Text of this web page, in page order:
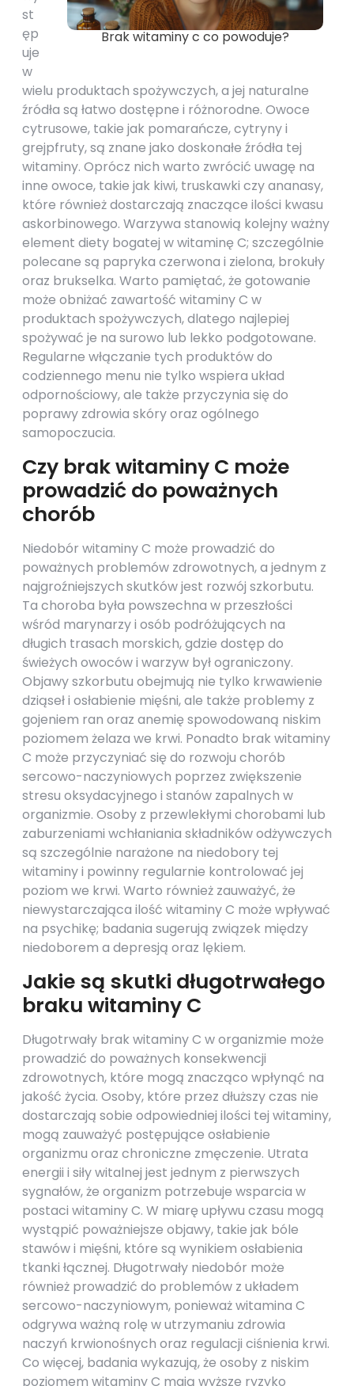
Brak witaminy c co powoduje?
st
ęp
uje
w
wielu produktach spożywczych, a jej naturalne
źródła są łatwo dostępne i różnorodne. Owoce
cytrusowe, takie jak pomarańcze, cytryny i
grejpfruty, są znane jako doskonałe źródła tej
witaminy. Oprócz nich warto zwrócić uwagę na
inne owoce, takie jak kiwi, truskawki czy ananasy,
które również dostarczają znaczące ilości kwasu
askorbinowego. Warzywa stanowią kolejny ważny
element diety bogatej w witaminę C; szczególnie
polecane są papryka czerwona i zielona, brokuły
oraz brukselka. Warto pamiętać, że gotowanie
może obniżać zawartość witaminy C w
produktach spożywczych, dlatego najlepiej
spożywać je na surowo lub lekko podgotowane.
Regularne włączanie tych produktów do
codziennego menu nie tylko wspiera układ
odpornościowy, ale także przyczynia się do
poprawy zdrowia skóry oraz ogólnego
samopoczucia.
Czy brak witaminy C może
prowadzić do poważnych
chorób
Niedobór witaminy C może prowadzić do
poważnych problemów zdrowotnych, a jednym z
najgroźniejszych skutków jest rozwój szkorbutu.
Ta choroba była powszechna w przeszłości
wśród marynarzy i osób podróżujących na
długich trasach morskich, gdzie dostęp do
świeżych owoców i warzyw był ograniczony.
Objawy szkorbutu obejmują nie tylko krwawienie
dziąseł i osłabienie mięśni, ale także problemy z
gojeniem ran oraz anemię spowodowaną niskim
poziomem żelaza we krwi. Ponadto brak witaminy
C może przyczyniać się do rozwoju chorób
sercowo-naczyniowych poprzez zwiększenie
stresu oksydacyjnego i stanów zapalnych w
organizmie. Osoby z przewlekłymi chorobami lub
zaburzeniami wchłaniania składników odżywczych
są szczególnie narażone na niedobory tej
witaminy i powinny regularnie kontrolować jej
poziom we krwi. Warto również zauważyć, że
niewystarczająca ilość witaminy C może wpływać
na psychikę; badania sugerują związek między
niedoborem a depresją oraz lękiem.
Jakie są skutki długotrwałego
braku witaminy C
Długotrwały brak witaminy C w organizmie może
prowadzić do poważnych konsekwencji
zdrowotnych, które mogą znacząco wpłynąć na
jakość życia. Osoby, które przez dłuższy czas nie
dostarczają sobie odpowiedniej ilości tej witaminy,
mogą zauważyć postępujące osłabienie
organizmu oraz chroniczne zmęczenie. Utrata
energii i siły witalnej jest jednym z pierwszych
sygnałów, że organizm potrzebuje wsparcia w
postaci witaminy C. W miarę upływu czasu mogą
wystąpić poważniejsze objawy, takie jak bóle
stawów i mięśni, które są wynikiem osłabienia
tkanki łącznej. Długotrwały niedobór może
również prowadzić do problemów z układem
sercowo-naczyniowym, ponieważ witamina C
odgrywa ważną rolę w utrzymaniu zdrowia
naczyń krwionośnych oraz regulacji ciśnienia krwi.
Co więcej, badania wykazują, że osoby z niskim
poziomem witaminy C mają wyższe ryzyko